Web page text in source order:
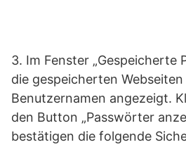
3. Im Fenster „Gespeicherte
die gespeicherten Webseiten
Benutzernamen angezeigt.
den Button „Passwörter
bestätigen die folgende